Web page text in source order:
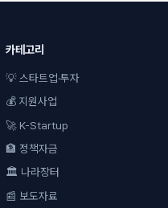
카테고리
💡 스타트업·투자
💰 지원사업
🚀 K-Startup
🏦 정책자금
🏛 나라장터
📰 보도자료